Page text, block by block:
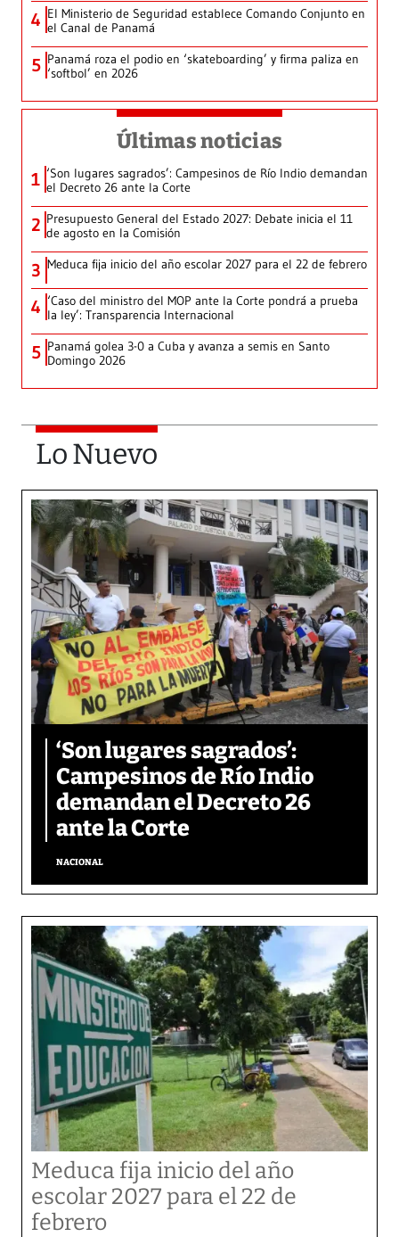
4 El Ministerio de Seguridad establece Comando Conjunto en
el Canal de Panamá
5 Panamá roza el podio en ‘skateboarding’ y firma paliza en
‘softbol’ en 2026
Últimas noticias
1 ‘Son lugares sagrados’: Campesinos de Río Indio demandan
el Decreto 26 ante la Corte
2 Presupuesto General del Estado 2027: Debate inicia el 11
de agosto en la Comisión
3 Meduca fija inicio del año escolar 2027 para el 22 de febrero
4 ‘Caso del ministro del MOP ante la Corte pondrá a prueba
la ley’: Transparencia Internacional
5 Panamá golea 3-0 a Cuba y avanza a semis en Santo
Domingo 2026
Lo Nuevo
‘Son lugares sagrados’:
Campesinos de Río Indio
demandan el Decreto 26
ante la Corte
NACIONAL
Meduca fija inicio del año
escolar 2027 para el 22 de
febrero